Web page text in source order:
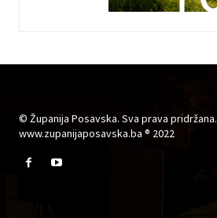
© Županija Posavska. Sva prava pridržana.
www.zupanijaposavska.ba ® 2022